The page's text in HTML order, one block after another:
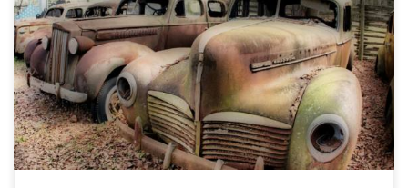
el imaginario colectivo, casi a la misma altura que
la televisión. Había uno por familia y era
considerado un miembro más, uno útil porque
llevaba y traía al resto de miembros allá donde
hiciera […]